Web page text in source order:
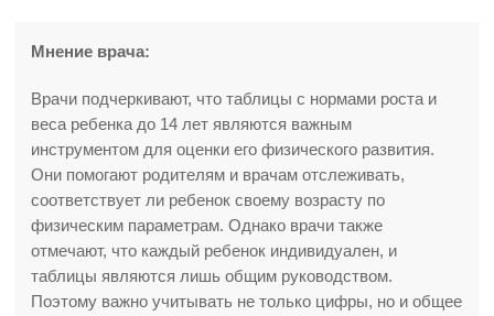
Мнение врача:
Врачи подчеркивают, что таблицы с нормами роста и
веса ребенка до 14 лет являются важным
инструментом для оценки его физического развития.
Они помогают родителям и врачам отслеживать,
соответствует ли ребенок своему возрасту по
физическим параметрам. Однако врачи также
отмечают, что каждый ребенок индивидуален, и
таблицы являются лишь общим руководством.
Поэтому важно учитывать не только цифры, но и общее